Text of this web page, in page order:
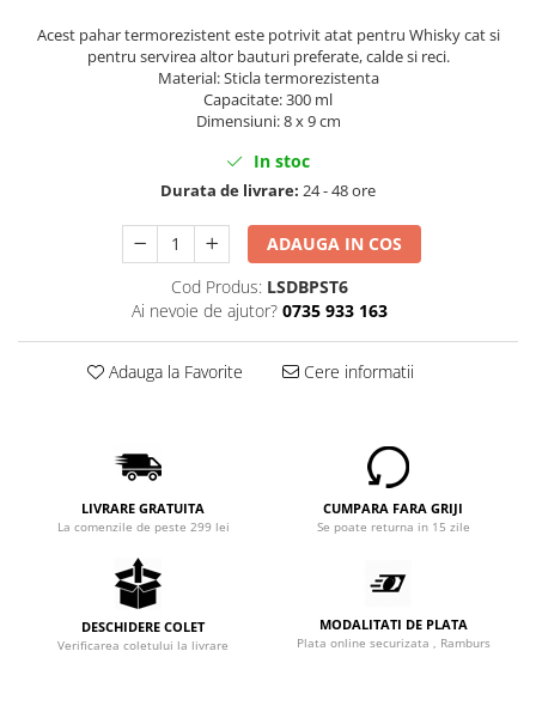
Acest pahar termorezistent este potrivit atat pentru Whisky cat si
pentru servirea altor bauturi preferate, calde si reci.
Material: Sticla termorezistenta
Capacitate: 300 ml
Dimensiuni: 8 x 9 cm
In stoc
Durata de livrare: 24 - 48 ore
ADAUGA IN COS
Cod Produs: LSDBPST6
Ai nevoie de ajutor? 0735 933 163
Adauga la Favorite Cere informatii
LIVRARE GRATUITA
La comenzile de peste 299 lei
CUMPARA FARA GRIJI
Se poate returna in 15 zile
DESCHIDERE COLET
Verificarea coletului la livrare
MODALITATI DE PLATA
Plata online securizata , Ramburs